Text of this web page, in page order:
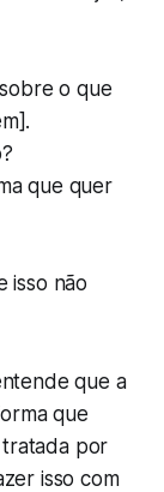
o que
que quer
isso não
que a
que
por
isso com